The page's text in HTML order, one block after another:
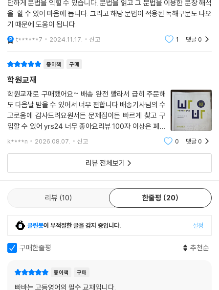
단하게 문법을 익힐 수 있습니다. 문법을 읽고 그 문법을 이용한 문장 해석
을 할 수 있어 마음에 듭니다. 그리고 해당 문법이 적용된 독해구문도 나오
기 때문에 도움이 됩니다.
t******7 2024.11.17. 신고 1 댓글0
종이책 구매
학원교재
학원교재로 구매했어요~ 배송 완전 빨라서 급히 주문해
도 다음날 받을 수 있어서 너무 편합니다 배송기사님의 수
고로움에 감사드려요원서든 문제집이든 빠르게 찾고 구
입할 수 있어 yrs24 너무 좋아요리뷰 100자 이상은 폐지
해주세요 ㅠ다른건 몰라도 문제집 리뷰는 진심 적기 힘들
k****n 2026.08.07. 신고 0 댓글0
리뷰 전체보기
리뷰 10 한줄평 20
클린봇이 부적절한 글을 감지 중입니다. 설정
구매한줄평 추천순
종이책 구매
빠바는 고등영어의 필수 교재입니다.